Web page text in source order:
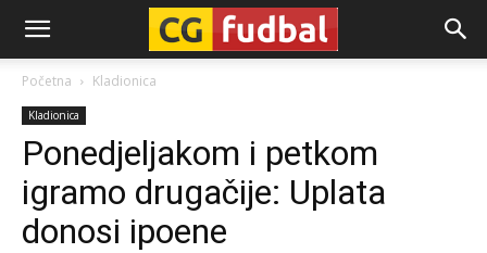
CG-
Fudbal
Početna Kladionica
Kladionica
Ponedjeljakom i petkom
igramo drugačije: Uplata
donosi ipoene